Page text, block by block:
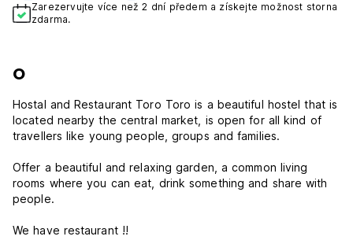
Zarezervujte více než 2 dní předem a získejte možnost storna
zdarma.
O
Hostal and Restaurant Toro Toro is a beautiful hostel that is
located nearby the central market, is open for all kind of
travellers like young people, groups and families.
Offer a beautiful and relaxing garden, a common living
rooms where you can eat, drink something and share with
people.
We have restaurant !!